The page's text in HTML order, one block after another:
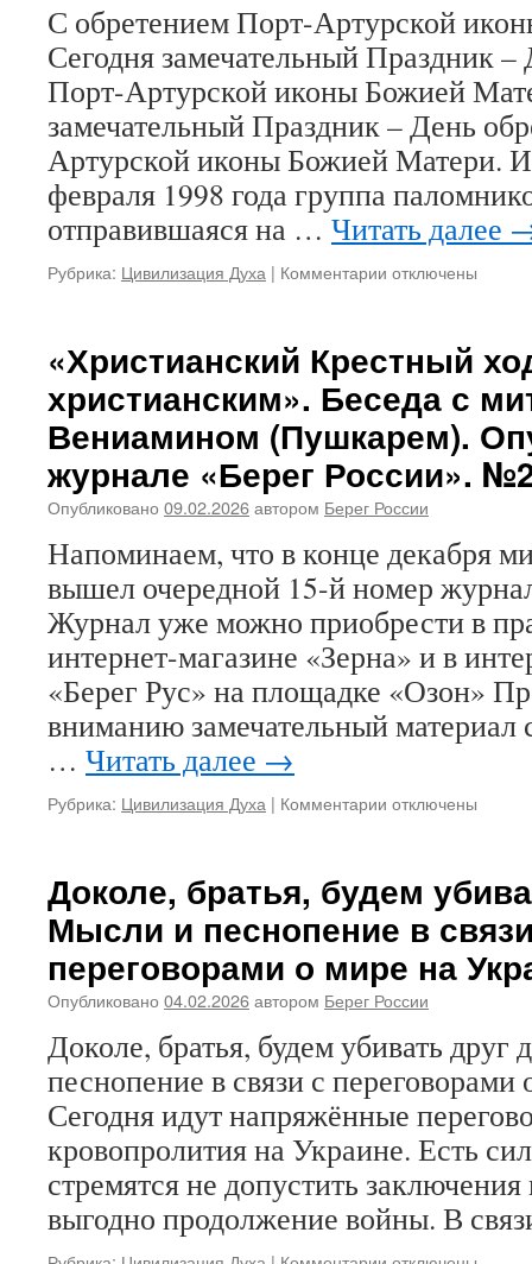
С обретением Порт-Артурской
Сегодня замечательный Праздник –
Порт-Артурской иконы Божией
замечательный Праздник – День
Артурской иконы Божией Матери.
февраля 1998 года группа
отправившаяся на … Читать далее
Рубрика: Цивилизация Духа | Комментарии к
обретением
Порт-
Артурской
иконы
Божий
Матери!
Сегодня
замечательный
–
День
обретения
Порт-
Артурской
иконы
Божией
Матери
отключены
«Христианский Крестный
христианским». Беседа с
Вениамином (Пушкарем).
журнале «Берег России».
Опубликовано 09.02.2026автором Берег России
Напоминаем, что в конце декабря
вышел очередной 15-й номер
Журнал уже можно приобрести в
интернет-магазине «Зерна» и в
«Берег Рус» на площадке «Озон»
вниманию замечательный материал
… Читать далее →
Рубрика: Цивилизация Духа | Комментарии к
ход
должен
быть
христианским».
с
митрополитом
Вениамином
(Пушкарем).
Опубликовано
журнале
«Берег
России».
№2(15).2025
отключены
Доколе, братья, будем
Мысли и песнопение в
переговорами о мире на
Опубликовано 04.02.2026автором Берег России
Доколе, братья, будем убивать
песнопение в связи с
Сегодня идут напряжённые
кровопролития на Украине. Есть
стремятся не допустить
выгодно продолжение войны. В